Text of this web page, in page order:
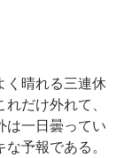
く晴れる三連休
だけ外れて、
は一日曇ってい
予報である。